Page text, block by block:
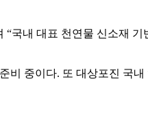
국내 대표 천연물 신소재
비 중이다. 또 대상포진 국